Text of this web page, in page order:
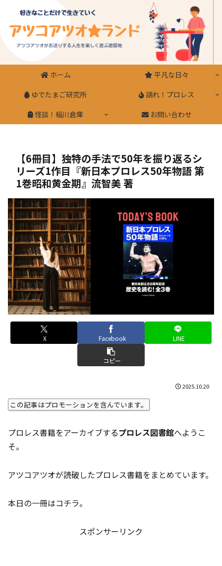
ホーム
平凡な日々
ゆでたまご研究所
語れ！プロレス
怪談！稲川倉庫
お問い合わせ
【6冊目】独特の手法で50年を振り返るシ
リーズ1作目『新日本プロレス50年物語 第
1巻昭和黄金期』流智美 著
X Facebook LINE
コピー
2025.10.20
この記事はプロモーションを含んでいます。
プロレス書籍をアーカイブするプロレス図書館へようこ
そ。
アツコアツオが読破したプロレス書籍をまとめています。
本日の一冊はコチラ。
スポンサーリンク